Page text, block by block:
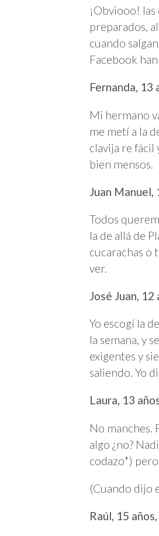
¡Obviooo!
preparados,
cuando
Facebook
Fernanda, 13
Mi hermano
me metí a la
clavija re fácil
bien mensos.
Juan Manuel,
Todos
la de allá de
cucarachas o
ver.
José Juan, 12
Yo escogí la
la semana, y
exigentes y
saliendo. Yo
Laura, 13
No manches.
algo ¿no?
codazo*) pero
(Cuando dijo
Raúl, 15